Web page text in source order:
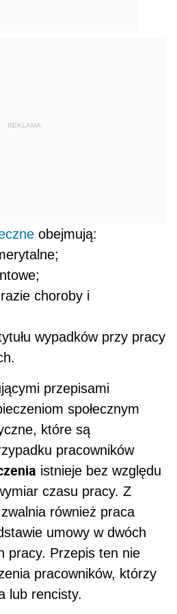
REKLAMA
obejmują:
choroby i
wypadków przy pracy
przepisami
społecznym
które są
pracowników
istnieje bez względu
czasu pracy. Z
również praca
umowy w dwóch
pracy. Przepis ten nie
pracowników, którzy
lub rencisty.